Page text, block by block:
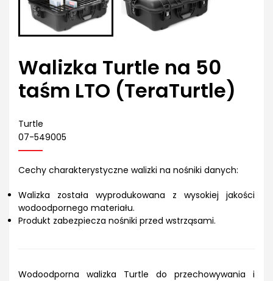
Walizka Turtle na 50
taśm LTO (TeraTurtle)
Turtle
07-549005
Cechy charakterystyczne walizki na nośniki danych:
Walizka została wyprodukowana z wysokiej jakości
wodoodpornego materiału.
Produkt zabezpiecza nośniki przed wstrząsami.
Wodoodporna walizka Turtle do przechowywania i